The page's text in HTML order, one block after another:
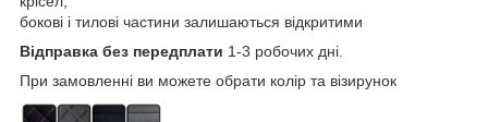
бокові і тилові частини залишаються відкритими
Відправка без передплати 1-3 робочих дні.
При замовленні ви можете обрати колір та візирунок